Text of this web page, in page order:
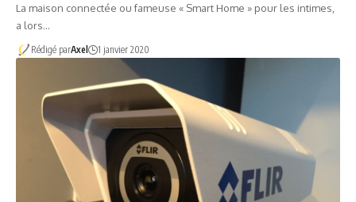
La maison connectée ou fameuse « Smart Home » pour les intimes,
a lors…
Rédigé parAxel 1 janvier 2020